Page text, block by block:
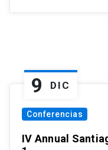
9 DIC
Conferencias
IV Annual